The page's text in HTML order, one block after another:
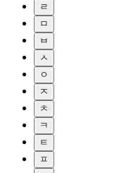
ㄹ
ㅁ
ㅂ
ㅅ
ㅇ
ㅈ
ㅊ
ㅋ
ㅌ
ㅍ